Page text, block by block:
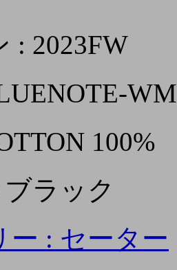
: 2023FW
100%
ラック
ー : セーター